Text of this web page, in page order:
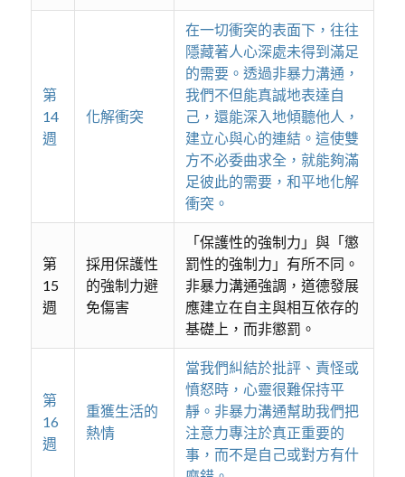
第
14
週
化解衝突
在一切衝突的表面下，往往
隱藏著人心深處未得到滿足
的需要。透過非暴力溝通，
我們不但能真誠地表達自
己，還能深入地傾聽他人，
建立心與心的連結。這使雙
方不必委曲求全，就能夠滿
足彼此的需要，和平地化解
衝突。
第
15
週
採用保護性
的強制力避
免傷害
「保護性的強制力」與「懲
罰性的強制力」有所不同。
非暴力溝通強調，道德發展
應建立在自主與相互依存的
基礎上，而非懲罰。
第
16
週
重獲生活的
熱情
當我們糾結於批評、責怪或
憤怒時，心靈很難保持平
靜。非暴力溝通幫助我們把
注意力專注於真正重要的
事，而不是自己或對方有什